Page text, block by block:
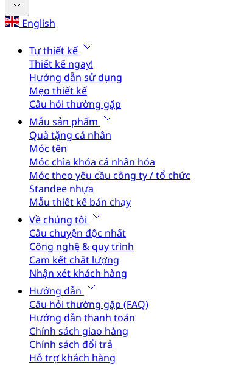
English
Tự thiết kế
Thiết kế ngay!
Hướng dẫn sử dụng
Mẹo thiết kế
Câu hỏi thường gặp
Mẫu sản phẩm
Quà tặng cá nhân
Móc tên
Móc chìa khóa cá nhân hóa
Móc theo yêu cầu công ty / tổ chức
Standee nhựa
Mẫu thiết kế bán chạy
Về chúng tôi
Câu chuyện độc nhất
Công nghệ & quy trình
Cam kết chất lượng
Nhận xét khách hàng
Hướng dẫn
Câu hỏi thường gặp (FAQ)
Hướng dẫn thanh toán
Chính sách giao hàng
Chính sách đổi trả
Hỗ trợ khách hàng